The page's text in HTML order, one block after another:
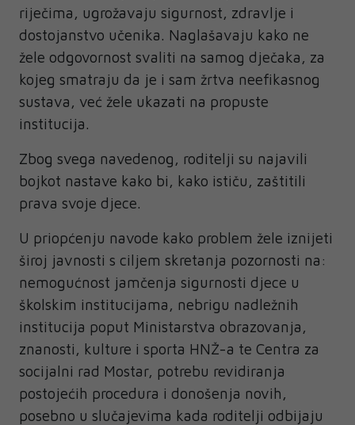
riječima, ugrožavaju sigurnost, zdravlje i
dostojanstvo učenika. Naglašavaju kako ne
žele odgovornost svaliti na samog dječaka, za
kojeg smatraju da je i sam žrtva neefikasnog
sustava, već žele ukazati na propuste
institucija.
Zbog svega navedenog, roditelji su najavili
bojkot nastave kako bi, kako ističu, zaštitili
prava svoje djece.
U priopćenju navode kako problem žele iznijeti
široj javnosti s ciljem skretanja pozornosti na:
nemogućnost jamčenja sigurnosti djece u
školskim institucijama, nebrigu nadležnih
institucija poput Ministarstva obrazovanja,
znanosti, kulture i sporta HNŽ-a te Centra za
socijalni rad Mostar, potrebu revidiranja
postojećih procedura i donošenja novih,
posebno u slučajevima kada roditelji odbijaju